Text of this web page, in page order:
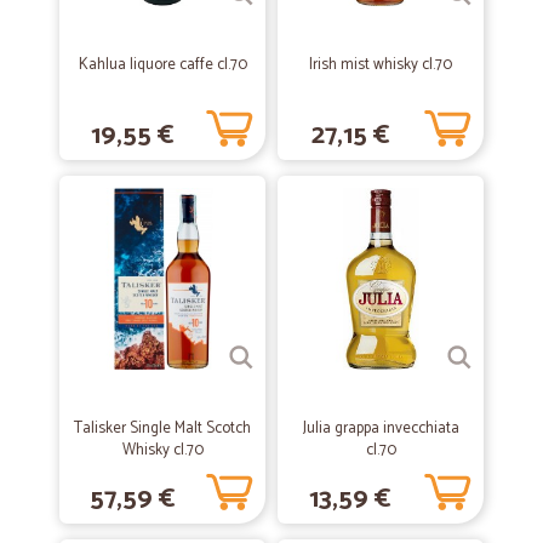
Ottimo servizio
Ottimo servizio, veloce e affidabile
—Monica M.
Qualche disguido con la consegna ma…
Qualche disguido con la consegna ma abbastanza comprensibile di
questi tempi, forse basterebbe avvertire al momento dell’ordine.
19/01/2020
—Michela C.
Nulla di meglio!!
Ottimi prodotti, spedizione veloce e imballaggi accuratissimi. Bravi!!!
Più volte ho acquistato e non vi siete mai smentiti, lo rifarò.
Kahlua liquore caffe cl.70
19,55 €
Irish mist whisky cl.70
27,15 €
Talisker Single Malt Scotch
Whisky cl.70
57,59 €
Julia grappa invecchiata
cl.70
13,59 €